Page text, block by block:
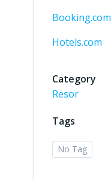
Booking.com
Hotels.com
Category
Resor
Tags
No Tag